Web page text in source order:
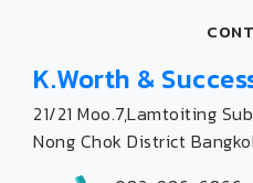
K.Worth &
21/21 Moo.7,Lamtoiting
Nong Chok District